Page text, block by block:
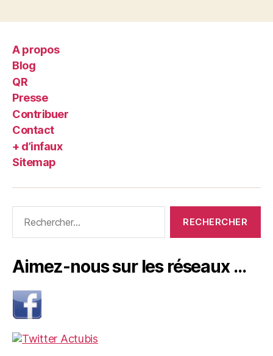
A propos
Blog
QR
Presse
Contribuer
Contact
+ d’infaux
Sitemap
Aimez-nous sur les réseaux …